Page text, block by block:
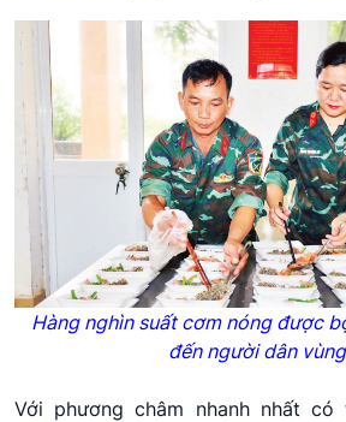
Hàng nghìn suất cơm nóng được
đến người dân
Với phương châm nhanh nhất